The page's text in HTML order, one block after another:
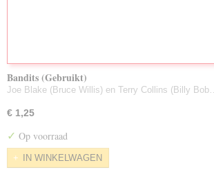
Bandits (Gebruikt)
Joe Blake (Bruce Willis) en Terry Collins (Billy Bob…
€ 1,25
✓ Op voorraad
IN WINKELWAGEN